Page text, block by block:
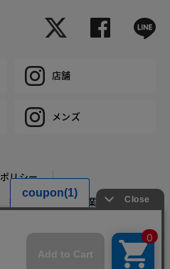
選択する
店舗
メンズ
リシー
推奨環境 企業情報
RESERVED.